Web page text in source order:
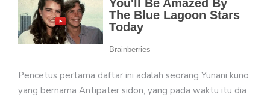
Pencetus pertama daftar ini adalah seorang Yunani kuno
yang bernama Antipater sidon, yang pada waktu itu dia